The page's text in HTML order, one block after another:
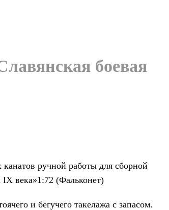
боевая
ручной работы для сборной
IX века»1:72 (Фальконет)
и бегучего такелажа с запасом.